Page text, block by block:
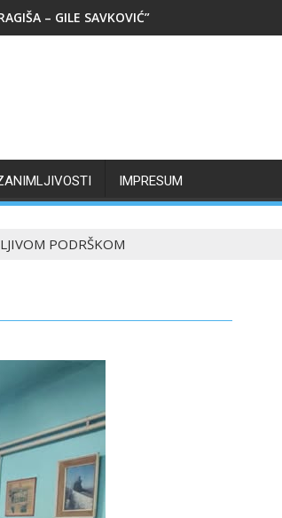
– GILE SAVKOVIĆ”
IMPRESUM
PODRŠKOM